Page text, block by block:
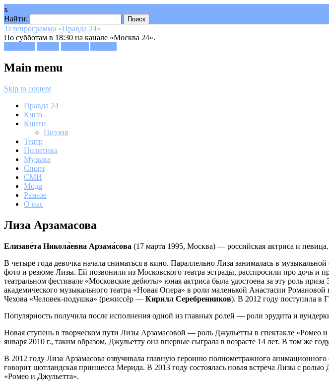
x
Найти:
Телепрограмма «Правда 24»
По субботам в 18:30 на канале «Москва 24».
Main menu
Skip to content
Правда 24
Кино
Книги
Поэзия
Театр
Политика
Музыка
Спорт
СМИ
Мода
Разное
О нас
Лиза Арзамасова
Елизаве́та Никола́евна Арзама́сова (17 марта 1995, Москва) — российская актриса и певица.
В четыре года девочка начала сниматься в кино. Параллельно Лиза занималась в
фото и резюме Лизы. Ей позвонили из Московского театра эстрады, расспросили про дочь
театральном фестивале «Московские дебюты» юная актриса была удостоена за эту роль
академического музыкального театра «Новая Опера» в роли маленькой Анастасии
Чехова «Человек-подушка» (режиссёр — Кирилл Серебренников). В 2012 году поступила в
Популярность получила после исполнения одной из главных ролей — роли эрудита и
Новая ступень в творческом пути Лизы Арзамасовой — роль Джульетты в спектакле «Ромео и
января 2010 г., таким образом, Джульетту она впервые сыграла в возрасте 14 лет. В том же
В 2012 году Лиза Арзамасова озвучивала главную героиню полнометражного
говорит шотландская принцесса Мерида. В 2013 году состоялась новая встреча Лизы с
«Ромео и Джульетта».